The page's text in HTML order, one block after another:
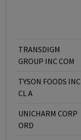
TRANSDIGM
GROUP INC COM
TYSON FOODS INC
CL A
UNICHARM CORP
ORD